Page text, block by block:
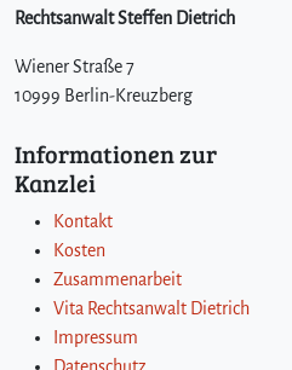
Rechtsanwalt Steffen Dietrich
Wiener Straße 7
10999 Berlin-Kreuzberg
Informationen zur
Kanzlei
Kontakt
Kosten
Zusammenarbeit
Vita Rechtsanwalt Dietrich
Impressum